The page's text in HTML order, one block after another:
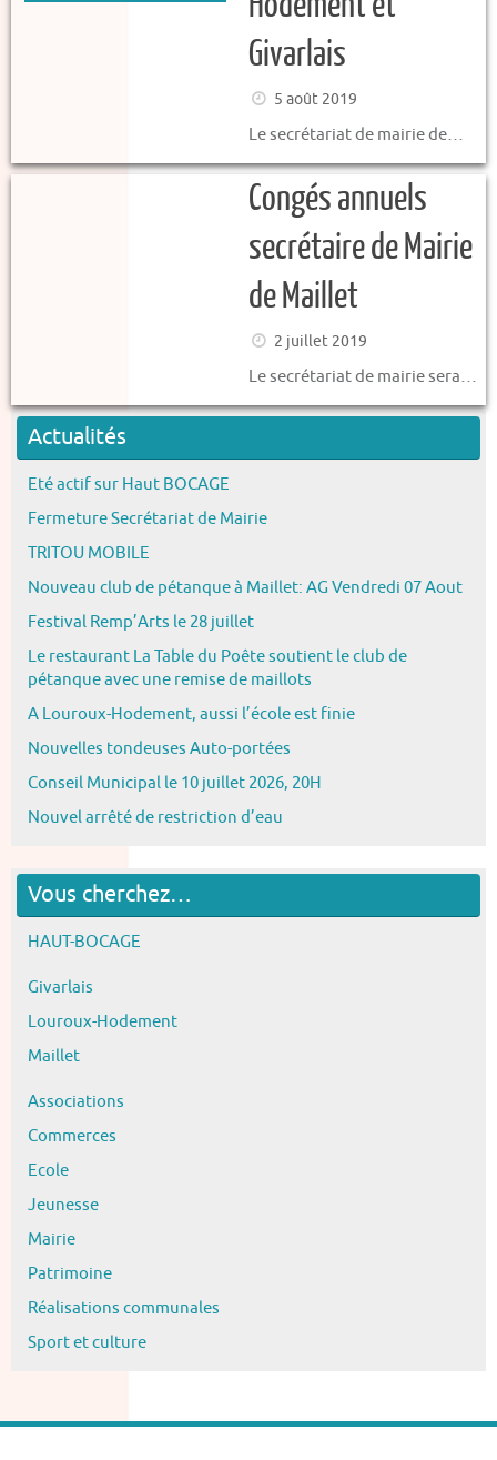
Givarlais
5 août 2019
Le secrétariat de mairie de…
Congés annuels
secrétaire de Mairie
de Maillet
2 juillet 2019
Le secrétariat de mairie sera…
Actualités
Eté actif sur Haut BOCAGE
Fermeture Secrétariat de Mairie
TRITOU MOBILE
Nouveau club de pétanque à Maillet: AG Vendredi 07 Aout
Festival Remp’Arts le 28 juillet
Le restaurant La Table du Poête soutient le club de
pétanque avec une remise de maillots
A Louroux-Hodement, aussi l’école est finie
Nouvelles tondeuses Auto-portées
Conseil Municipal le 10 juillet 2026, 20H
Nouvel arrêté de restriction d’eau
Vous cherchez…
HAUT-BOCAGE
Givarlais
Louroux-Hodement
Maillet
Associations
Commerces
Ecole
Jeunesse
Mairie
Patrimoine
Réalisations communales
Sport et culture